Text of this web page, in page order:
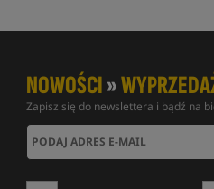
NOWOŚCI»
Zapisz się do newslettera i bądź na